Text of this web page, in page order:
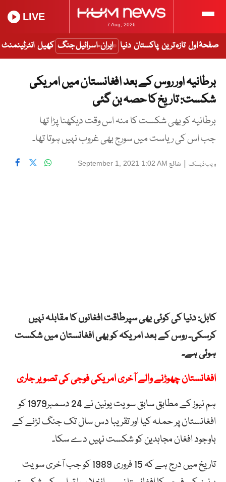
7 Aug, 2026
LIVE
صفحۂ اول تازہ ترین پاکستان دنیا ایران-اسرائیل جنگ کھیل انٹرٹینمنٹ
برطانیہ اور روس کے بعد افغانستان میں امریکی
شکست: تاریخ کا حصہ بن گئی
برطانیہ کو بھی شکست کا منہ اس وقت دیکھنا پڑا تھا
جب اس کی ریاست میں سورج بھی غروب نہیں ہوتا تھا۔
ویب ڈیسک | شائع September 1, 2021 1:02 AM
کابل: دنیا کی کوئی بھی سپرطاقت افغانوں کا مقابلہ نہیں
کرسکی۔ روس کے بعد امریکہ کو بھی افغانستان میں شکست
ہوئی ہے۔
افغانستان چھوڑنے والے آخری امریکی فوجی کی تصویر جاری
ہم نیوز کے مطابق سابق سویت یونین نے 24 دسمبر1979 کو
افغانستان پر حملہ کیا اور تقریبا دس سال تک جنگ لڑنے کے
باوجود افغان مجاہدین کو شکست نہیں دے سکا۔
تاریخ میں درج ہے کہ 15 فروری 1989 کو جب آخری سویت